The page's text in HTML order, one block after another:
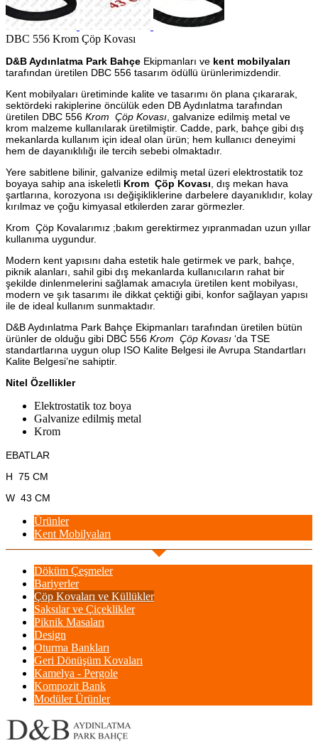
DBC 556 Krom Çöp Kovası
D&B Aydınlatma Park Bahçe Ekipmanları ve kent mobilyaları
tarafından üretilen DBC 556 tasarım ödüllü ürünlerimizdendir.
Kent mobilyaları üretiminde kalite ve tasarımı ön plana çıkararak,
sektördeki rakiplerine öncülük eden DB Aydınlatma tarafından
üretilen DBC 556 Krom Çöp Kovası, galvanize edilmiş metal ve
krom malzeme kullanılarak üretilmiştir. Cadde, park, bahçe gibi dış
mekanlarda kullanım için ideal olan ürün; hem kullanıcı deneyimi
hem de dayanıklılığı ile tercih sebebi olmaktadır.
Yere sabitlene bilinir, galvanize edilmiş metal üzeri elektrostatik toz
boyaya sahip ana iskeletli Krom Çöp Kovası, dış mekan hava
şartlarına, korozyona ısı değişikliklerine darbelere dayanıklıdır, kolay
kırılmaz ve çoğu kimyasal etkilerden zarar görmezler.
Krom Çöp Kovalarımız ;bakım gerektirmez yıpranmadan uzun yıllar
kullanıma uygundur.
Modern kent yapısını daha estetik hale getirmek ve park, bahçe,
piknik alanları, sahil gibi dış mekanlarda kullanıcıların rahat bir
şekilde dinlenmelerini sağlamak amacıyla üretilen kent mobilyası,
modern ve şık tasarımı ile dikkat çektiği gibi, konfor sağlayan yapısı
ile de ideal kullanım sunmaktadır.
D&B Aydınlatma Park Bahçe Ekipmanları tarafından üretilen bütün
ürünler de olduğu gibi DBC 556 Krom Çöp Kovası ‘da TSE
standartlarına uygun olup ISO Kalite Belgesi ile Avrupa Standartları
Kalite Belgesi’ne sahiptir.
Nitel Özellikler
Elektrostatik toz boya
Galvanize edilmiş metal
Krom
EBATLAR
H 75 CM
W 43 CM
Ürünler
Kent Mobilyaları
Döküm Çeşmeler
Bariyerler
Çöp Kovaları ve Küllükler
Saksılar ve Çiçeklikler
Piknik Masaları
Design
Oturma Bankları
Geri Dönüşüm Kovaları
Kamelya - Pergole
Kompozit Bank
Modüler Ürünler